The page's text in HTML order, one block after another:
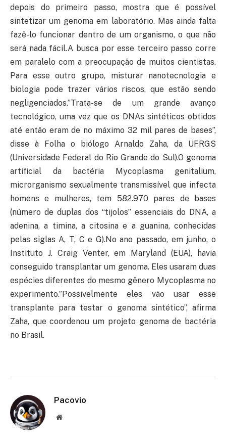
depois do primeiro passo, mostra que é possível
sintetizar um genoma em laboratório. Mas ainda falta
fazê-lo funcionar dentro de um organismo, o que não
será nada fácil.A busca por esse terceiro passo corre
em paralelo com a preocupação de muitos cientistas.
Para esse outro grupo, misturar nanotecnologia e
biologia pode trazer vários riscos, que estão sendo
negligenciados.”Trata-se de um grande avanço
tecnológico, uma vez que os DNAs sintéticos obtidos
até então eram de no máximo 32 mil pares de bases”,
disse à Folha o biólogo Arnaldo Zaha, da UFRGS
(Universidade Federal do Rio Grande do Sul).O genoma
artificial da bactéria Mycoplasma genitalium,
microrganismo sexualmente transmissível que infecta
homens e mulheres, tem 582.970 pares de bases
(número de duplas dos “tijolos” essenciais do DNA, a
adenina, a timina, a citosina e a guanina, conhecidas
pelas siglas A, T, C e G).No ano passado, em junho, o
Instituto J. Craig Venter, em Maryland (EUA), havia
conseguido transplantar um genoma. Eles usaram duas
espécies diferentes do mesmo gênero Mycoplasma no
experimento.”Possivelmente eles vão usar esse
transplante para testar o genoma sintético”, afirma
Zaha, que coordenou um projeto genoma de bactéria
no Brasil.
Pacovio
Website